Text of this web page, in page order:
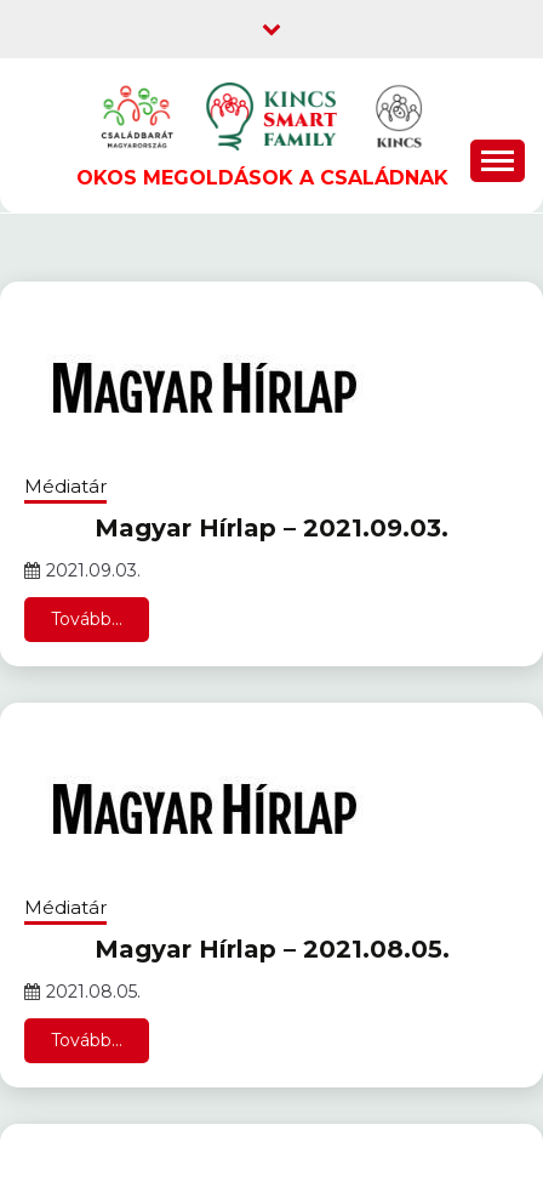
OKOS MEGOLDÁSOK A CSALÁDNAK
Médiatár
Magyar Hírlap – 2021.09.03.
2021.09.03.
Tovább...
Médiatár
Magyar Hírlap – 2021.08.05.
2021.08.05.
Tovább...